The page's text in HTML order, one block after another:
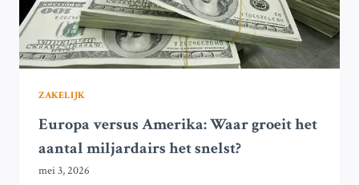
BEREIKT
EN
WAT
DIT
ZAKELIJK
Europa versus Amerika: Waar groeit het
aantal miljardairs het snelst?
mei 3, 2026